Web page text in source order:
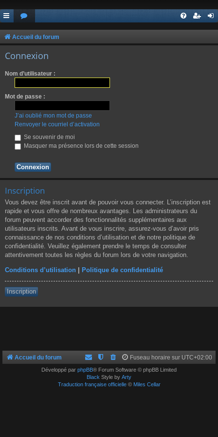
Accueil du forum
Connexion
Nom d’utilisateur :
Mot de passe :
J’ai oublié mon mot de passe
Renvoyer le courriel d’activation
Se souvenir de moi
Masquer ma présence lors de cette session
Inscription
Vous devez être inscrit avant de pouvoir vous connecter. L’inscription est
rapide et vous offre de nombreux avantages. Les administrateurs du
forum peuvent accorder des fonctionnalités supplémentaires aux
utilisateurs inscrits. Avant de vous inscrire, assurez-vous d’avoir pris
connaissance de nos conditions d’utilisation et de notre politique de
confidentialité. Veuillez également prendre le temps de consulter
attentivement toutes les règles du forum lors de votre navigation.
Conditions d’utilisation Politique de confidentialité
Inscription
Accueil du forum Fuseau horaire sur UTC+02:00
Développé par phpBB® Forum Software © phpBB Limited
Black Style by Arty
Traduction française officielle© Miles Cellar